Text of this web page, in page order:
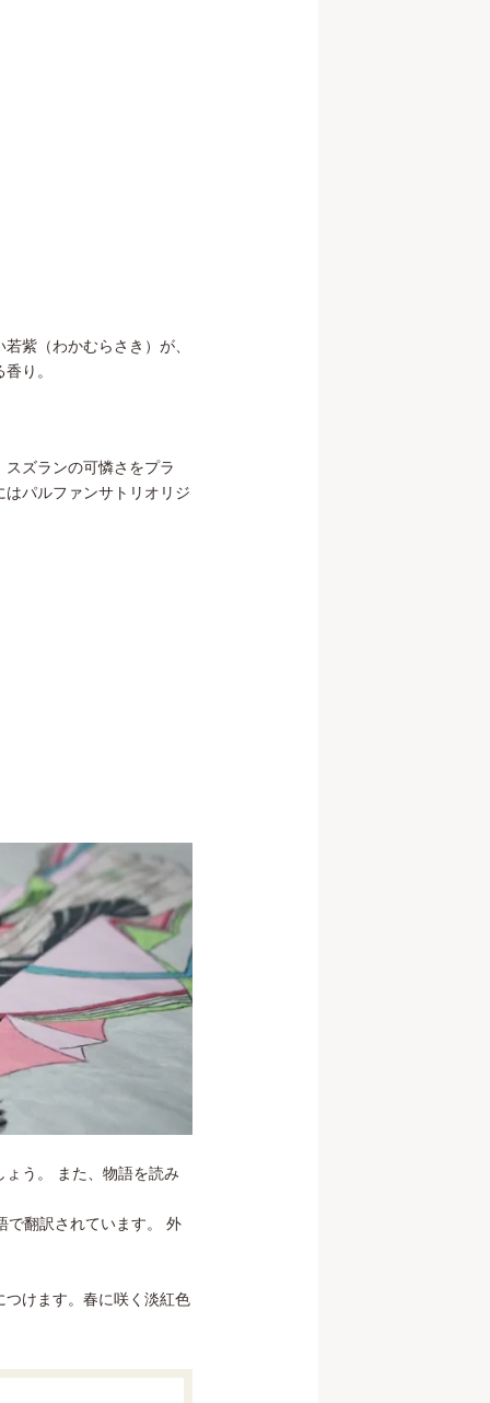
紫（わかむらさき）が、
り。
ズランの可憐さをプラ
パルファンサトリオリジ
う。 また、物語を読み
で翻訳されています。 外
けます。春に咲く淡紅色